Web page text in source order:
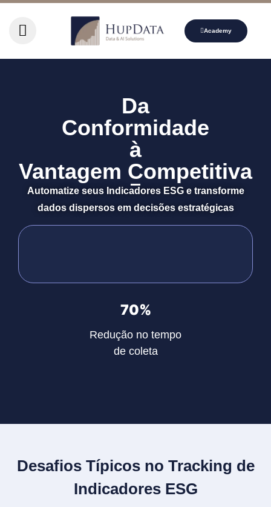
Academy
Da
Conformidade
à
Vantagem Competitiva
Automatize seus Indicadores ESG e transforme
dados dispersos em decisões estratégicas
70%
Redução no tempo
de coleta
Desafios Típicos no Tracking de
Indicadores ESG